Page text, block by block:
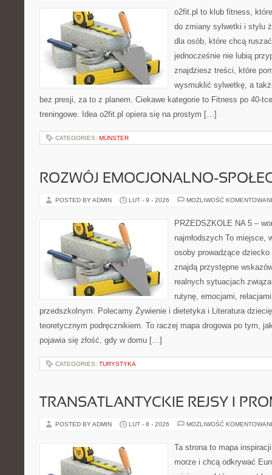
o2fit.pl to klub fitness,
do zmiany sylwetki i stylu
dla osób, które chcą
jednocześnie nie lubią
znajdziesz treści, które
wysmuklić sylwetkę, a
bez presji, za to z planem. Ciekawe kategorie to Fitness po 40-
treningowe. Idea o2fit.pl opiera się na prostym […]
CATEGORIES: MÜNSTER
ROZWÓJ EMOCJONALNO-
POSTED BY ADMIN LUT - 9 - 2026 MOŻLIWOŚĆ
PRZEDSZKOLE NA 5 –
najmłodszych To miejsce,
osoby prowadzące
znajdą przystępne
realnych sytuacjach
rutynę, emocjami,
przedszkolnym. Polecamy Żywienie i dietetyka i Literatura
teoretycznym podręcznikiem. To raczej mapa drogowa po tym,
pojawia się złość, gdy w domu […]
CATEGORIES: TURYSTYKA
TRANSATLANTYCKIE REJSY I
POSTED BY ADMIN LUT - 8 - 2026 MOŻLIWOŚĆ
Ta strona to mapa
morze i chcą odkrywać